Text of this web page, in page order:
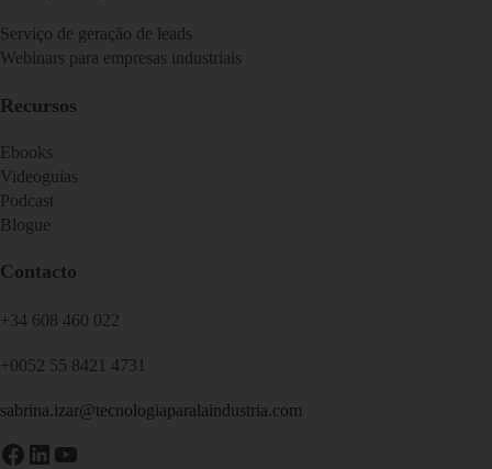
Serviço de geração de leads
Webinars para empresas industriais
Recursos
Ebooks
Videoguias
Podcast
Blogue
Contacto
+34 608 460 022
+0052 55 8421 4731
sabrina.izar@tecnologiaparalaindustria.com
Facebook
LinkedIn
YouTube